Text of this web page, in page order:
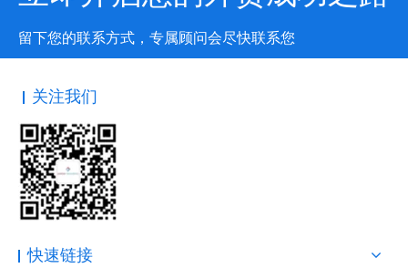
留下您的联系方式，专属顾问会尽快联系您
关注我们
快速链接